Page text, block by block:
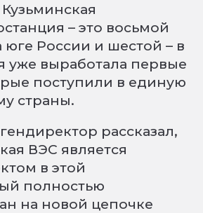
– это восьмой
юге России и шестой – в
уже выработала первые
поступили в единую
страны.
рассказал,
ВЭС является
в этой
полностью
на новой цепочке